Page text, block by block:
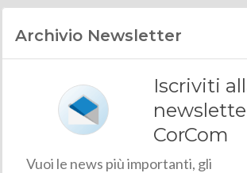
Archivio Newsletter
Iscriviti
CorCom
Vuoi le news più importanti, gli